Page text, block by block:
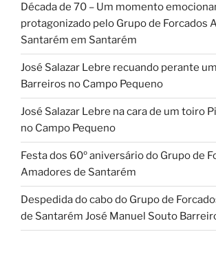
Década de 70 – Um momento
protagonizado pelo Grupo de Forcados
Santarém em Santarém
José Salazar Lebre recuando perante
Barreiros no Campo Pequeno
José Salazar Lebre na cara de um toiro
no Campo Pequeno
Festa dos 60º aniversário do Grupo de
Amadores de Santarém
Despedida do cabo do Grupo de
de Santarém José Manuel Souto